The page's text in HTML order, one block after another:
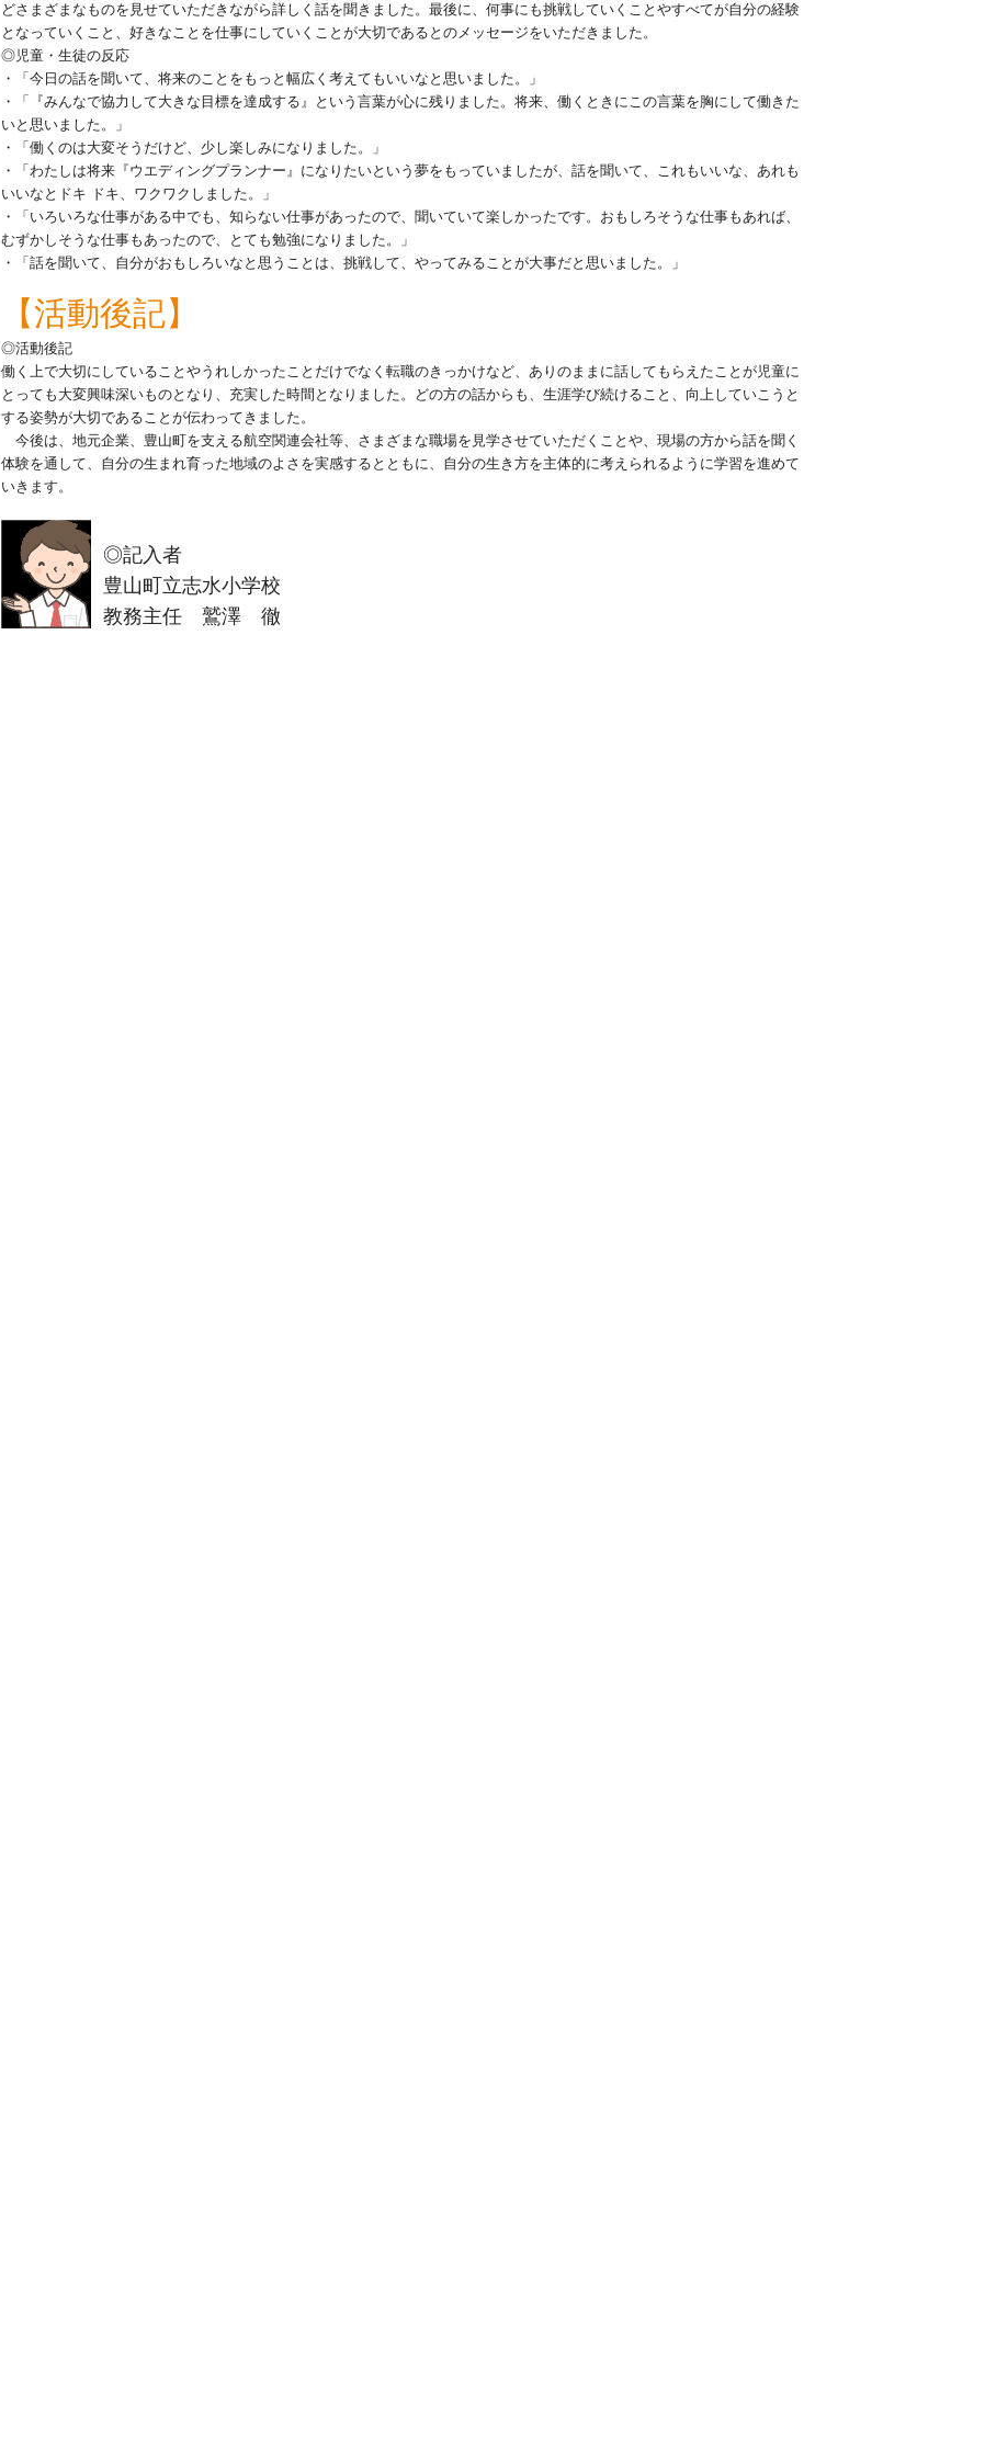
どさまざまなものを見せていただきながら詳しく話を聞きました。最後に、何事にも挑戦していくことやすべてが自分の経験
となっていくこと、好きなことを仕事にしていくことが大切であるとのメッセージをいただきました。
◎児童・生徒の反応
・「今日の話を聞いて、将来のことをもっと幅広く考えてもいいなと思いました。」
・「『みんなで協力して大きな目標を達成する』という言葉が心に残りました。将来、働くときにこの言葉を胸にして働きた
いと思いました。」
・「働くのは大変そうだけど、少し楽しみになりました。」
・「わたしは将来『ウエディングプランナー』になりたいという夢をもっていましたが、話を聞いて、これもいいな、あれも
いいなとドキ ドキ、ワクワクしました。」
・「いろいろな仕事がある中でも、知らない仕事があったので、聞いていて楽しかったです。おもしろそうな仕事もあれば、
むずかしそうな仕事もあったので、とても勉強になりました。」
・「話を聞いて、自分がおもしろいなと思うことは、挑戦して、やってみることが大事だと思いました。」
【活動後記】
◎活動後記
働く上で大切にしていることやうれしかったことだけでなく転職のきっかけなど、ありのままに話してもらえたことが児童に
とっても大変興味深いものとなり、充実した時間となりました。どの方の話からも、生涯学び続けること、向上していこうと
する姿勢が大切であることが伝わってきました。
今後は、地元企業、豊山町を支える航空関連会社等、さまざまな職場を見学させていただくことや、現場の方から話を聞く
体験を通して、自分の生まれ育った地域のよさを実感するとともに、自分の生き方を主体的に考えられるように学習を進めて
いきます。
◎記入者
豊山町立志水小学校
教務主任 鷲澤 徹